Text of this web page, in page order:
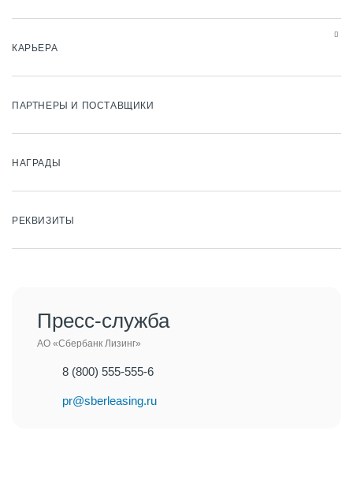
КАРЬЕРА
ПАРТНЕРЫ И ПОСТАВЩИКИ
НАГРАДЫ
РЕКВИЗИТЫ
Пресс-служба
АО «Сбербанк Лизинг»
8 (800) 555-555-6
pr@sberleasing.ru